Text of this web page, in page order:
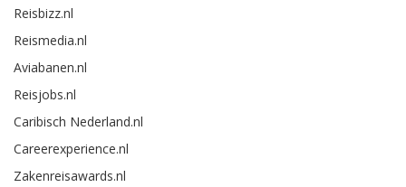
Reisbizz.nl
Reismedia.nl
Aviabanen.nl
Reisjobs.nl
Caribisch Nederland.nl
Careerexperience.nl
Zakenreisawards.nl